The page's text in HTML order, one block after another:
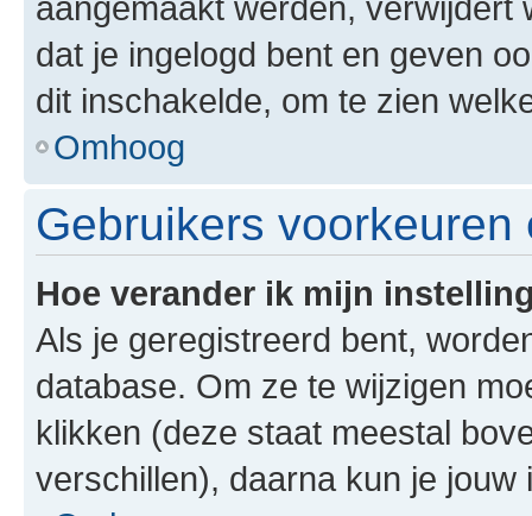
dat je ingelogd bent en geven
dit inschakelde, om te zien
Omhoog
Gebruikers voorkeuren
Hoe verander ik mijn
Als je geregistreerd bent,
database. Om ze te wijzigen
klikken (deze staat meestal
verschillen), daarna kun je jouw